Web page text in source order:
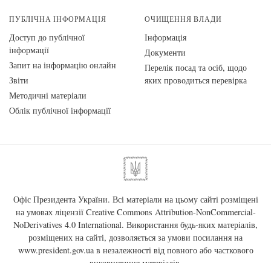
ПУБЛІЧНА ІНФОРМАЦІЯ
Доступ до публічної
інформації
Запит на інформацію онлайн
Звіти
Методичні матеріали
Облік публічної інформації
ОЧИЩЕННЯ ВЛАДИ
Інформація
Документи
Перелік посад та осіб, щодо
яких проводиться перевірка
Офіс Президента України. Всі матеріали на цьому сайті розміщені
на умовах ліцензії Creative Commons Attribution-NonCommercial-
NoDerivatives 4.0 International. Використання будь-яких матеріалів,
розміщених на сайті, дозволяється за умови посилання на
www.president.gov.uaв незалежності від повного або часткового